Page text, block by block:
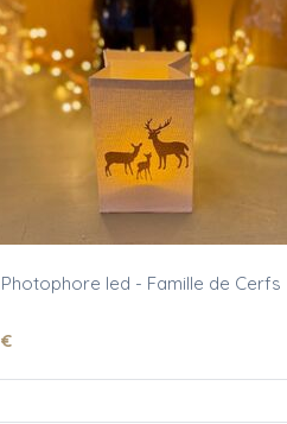
Photophore led - Famille de Cerfs
€